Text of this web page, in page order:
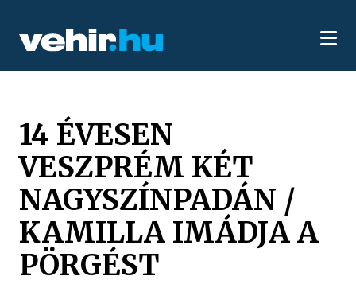
14 ÉVESEN
VESZPRÉM KÉT
NAGYSZÍNPADÁN /
KAMILLA IMÁDJA A
PÖRGÉST